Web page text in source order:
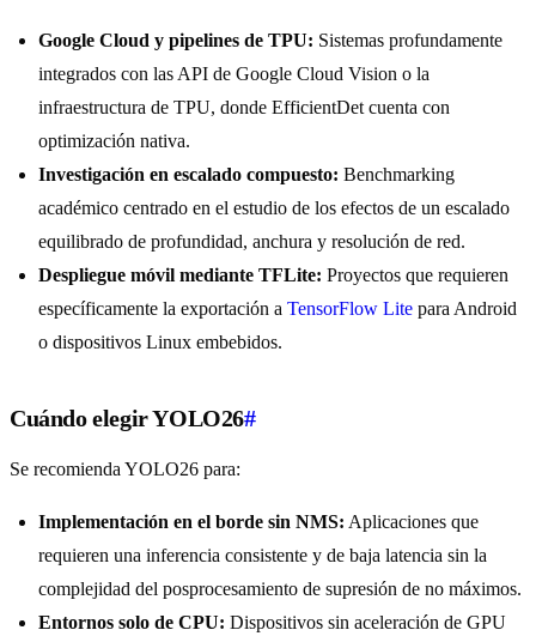
Google Cloud y pipelines de TPU: Sistemas profundamente
integrados con las API de Google Cloud Vision o la
infraestructura de TPU, donde EfficientDet cuenta con
optimización nativa.
Investigación en escalado compuesto: Benchmarking
académico centrado en el estudio de los efectos de un escalado
equilibrado de profundidad, anchura y resolución de red.
Despliegue móvil mediante TFLite: Proyectos que requieren
específicamente la exportación a TensorFlow Lite para Android
o dispositivos Linux embebidos.
Cuándo elegir YOLO26#
Se recomienda YOLO26 para:
Implementación en el borde sin NMS: Aplicaciones que
requieren una inferencia consistente y de baja latencia sin la
complejidad del posprocesamiento de supresión de no máximos.
Entornos solo de CPU: Dispositivos sin aceleración de GPU